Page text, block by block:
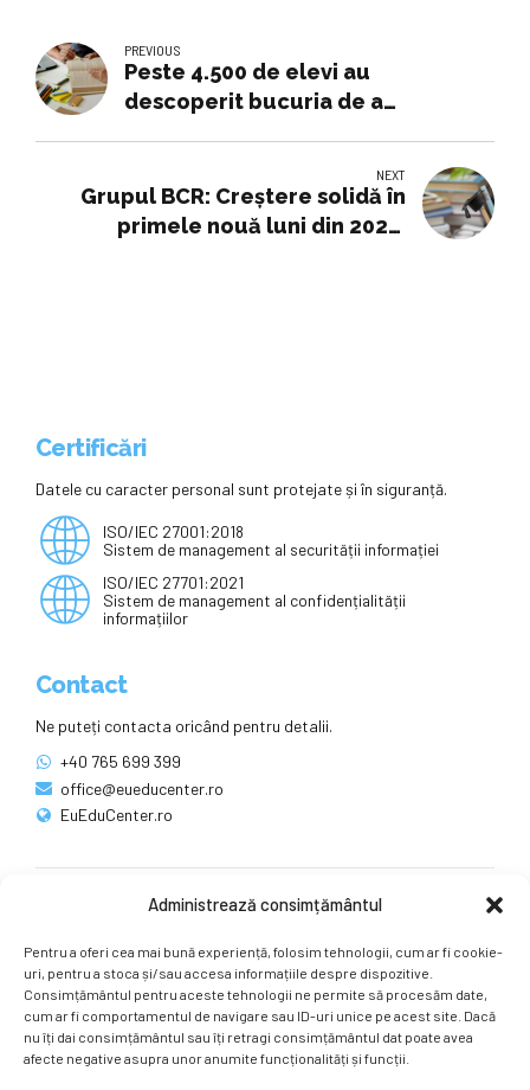
Administrează consimțământul
Pentru a oferi cea mai bună experiență, folosim tehnologii, cum ar fi cookie-
uri, pentru a stoca și/sau accesa informațiile despre dispozitive.
Consimțământul pentru aceste tehnologii ne permite să procesăm date,
cum ar fi comportamentul de navigare sau ID-uri unice pe acest site. Dacă
nu îți dai consimțământul sau îți retragi consimțământul dat poate avea
afecte negative asupra unor anumite funcționalități și funcții.
PREVIOUS
Peste 4.500 de elevi au
descoperit bucuria de a
NEXT
Grupul BCR: Creștere solidă în
primele nouă luni din 2025,
Certificări
Datele cu caracter personal sunt protejate și în siguranță.
ISO/IEC 27001:2018
Sistem de management al securității informației
ISO/IEC 27701:2021
Sistem de management al confidențialității
informațiilor
Contact
Ne puteți contacta oricând pentru detalii.
+40 765 699 399
office@eueducenter.ro
EuEduCenter.ro
Ne puteți găsi și pe rețelele sociale.